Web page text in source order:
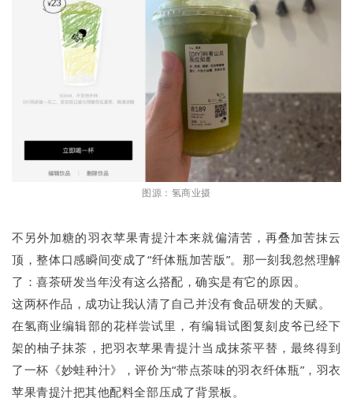
图源：氢商业摄
不另外加糖的羽衣苹果青提汁本来就偏清苦，再叠加苦抹云
顶，整体口感瞬间变成了“纤体瓶加苦版”。那一刻我忽然理解
了：喜茶研发当年没有这么搭配，确实是有它的原因。
这两杯作品，成功让我认清了自己并没有食品研发的天赋。
在氢商业编辑部的花样尝试里，有编辑试图复刻皮爷已经下
架的柚子抹茶，把羽衣苹果青提汁当成抹茶平替，最终得到
了一杯《妙蛙种汁》，评价为“带点茶味的羽衣纤体瓶”，羽衣
苹果青提汁把其他配料全部压成了背景板。